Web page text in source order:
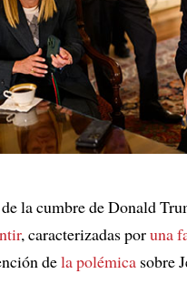
la cumbre de Donald
, caracterizadas poruna
dela polémica sobre